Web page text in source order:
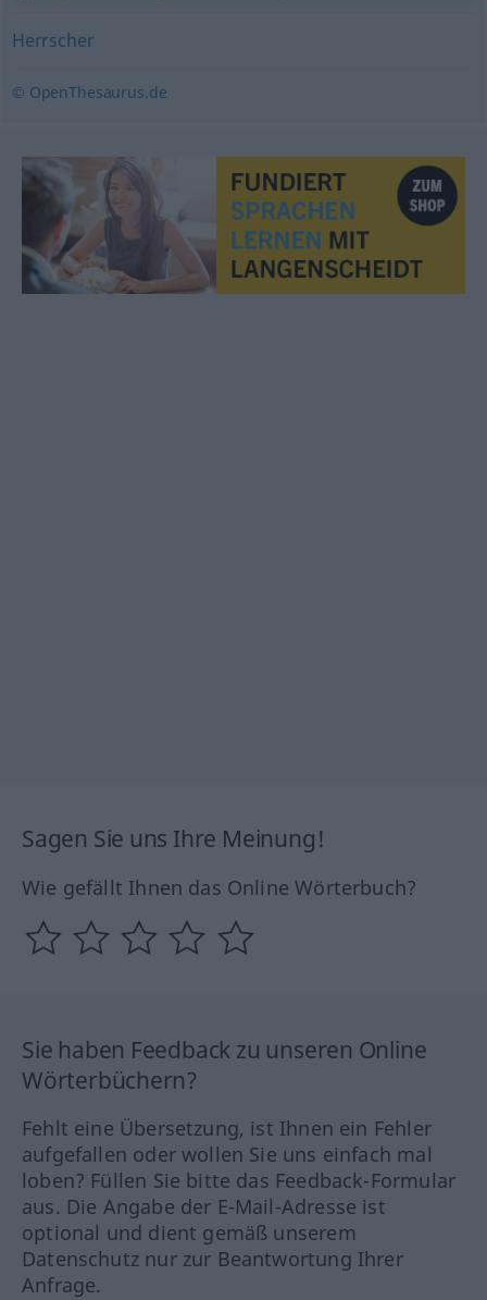
Herrscher
© OpenThesaurus.de
Sagen Sie uns Ihre Meinung!
Wie gefällt Ihnen das Online Wörterbuch?
Sie haben Feedback zu unseren Online
Wörterbüchern?
Fehlt eine Übersetzung, ist Ihnen ein Fehler
aufgefallen oder wollen Sie uns einfach mal
loben? Füllen Sie bitte das Feedback-Formular
aus. Die Angabe der E-Mail-Adresse ist
optional und dient gemäß unserem
Datenschutz nur zur Beantwortung Ihrer
Anfrage.